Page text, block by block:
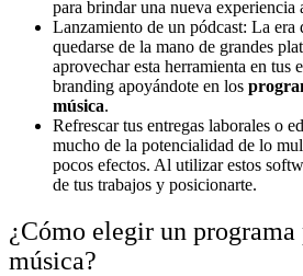
para brindar una nueva experiencia
Lanzamiento de un pódcast: La era
quedarse de la mano de grandes
aprovechar esta herramienta en tus
branding apoyándote en los
música.
Refrescar tus entregas laborales o
mucho de la potencialidad de lo
pocos efectos. Al utilizar estos
de tus trabajos y posicionarte.
¿Cómo elegir un programa
música?